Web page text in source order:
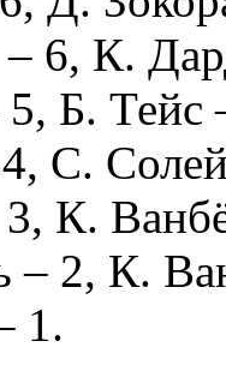
– 6, К.
Б. Тейс
С.
К.
– 2, К.
1.